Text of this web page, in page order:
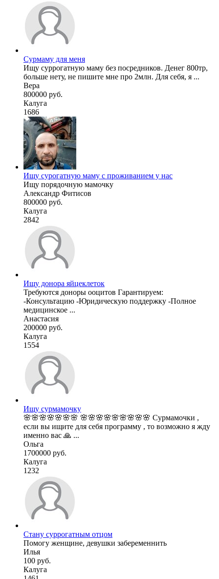
Сурмаму для меня
Ищу суррогатную маму без посредников. Денег 800тр,
больше нету, не пишите мне про 2млн. Для себя, я ...
Вера
800000 руб.
Калуга
1686
Ищу сурогатную маму с проживанием у нас
Ищу порядочную мамочку
Александр Фитисов
800000 руб.
Калуга
2842
Ищу донора яйцеклеток
Требуются доноры ооцитов Гарантируем:
-Консультацию -Юридическую поддержку -Полное
медицинское ...
Анастасия
200000 руб.
Калуга
1554
Ищу сурмамочку
🌸🌸🌸🌸🌸🌸🌸 🌸🌸🌸🌸🌸🌸🌸🌸🌸 Сурмамочки ,
если вы ищите для себя программу , то возможно я жду
именно вас 🙏 ...
Ольга
1700000 руб.
Калуга
1232
Стану суррогатным отцом
Помогу женщине, девушки забеременнить
Илья
100 руб.
Калуга